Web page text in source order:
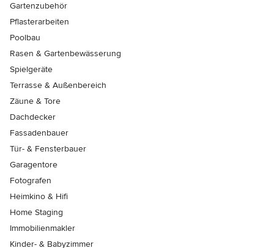
Gartenzubehör
Pflasterarbeiten
Poolbau
Rasen & Gartenbewässerung
Spielgeräte
Terrasse & Außenbereich
Zäune & Tore
Dachdecker
Fassadenbauer
Tür- & Fensterbauer
Garagentore
Fotografen
Heimkino & Hifi
Home Staging
Immobilienmakler
Kinder- & Babyzimmer